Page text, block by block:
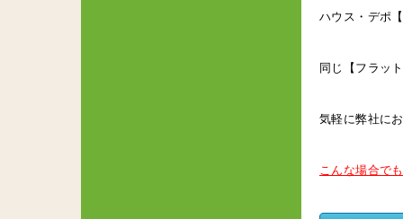
ハウス・デポ
同じ【フラッ
気軽に弊社に
こんな場合で